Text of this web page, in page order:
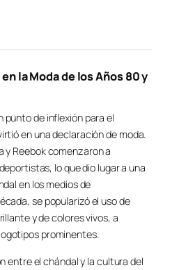
la Moda de los Años 80 y
punto de inflexión para el
en una declaración de moda.
y Reebok comenzaron a
lo que dio lugar a una
en los medios de
se popularizó el uso de
y de colores vivos, a
prominentes.
entre el chándal y la cultura del